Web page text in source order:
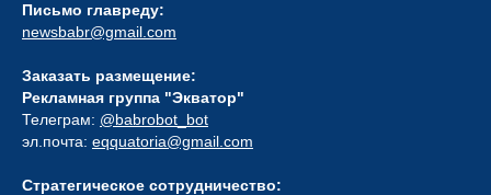
Письмо главреду:
newsbabr@gmail.com
Заказать размещение:
Рекламная группа "Экватор"
Телеграм: @babrobot_bot
эл.почта: eqquatoria@gmail.com
Стратегическое сотрудничество: